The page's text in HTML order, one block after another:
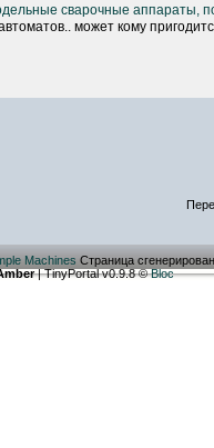
сварочные аппараты,
может кому
Machines Страница
| TinyPortal v0.9.8 ©Bloc